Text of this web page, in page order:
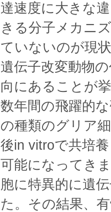
達速度に大きな
きる分子メカニ
ていないのが現
遺伝子改変動物
向にあることが
数年間の飛躍的
の種類のグリア
後in vitroで共培
可能になってき
胞に特異的に遺
た。その結果、